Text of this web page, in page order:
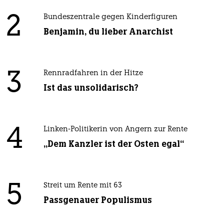
2 Bundeszentrale gegen Kinderfiguren
Benjamin, du lieber Anarchist
3 Rennradfahren in der Hitze
Ist das unsolidarisch?
4 Linken-Politikerin von Angern zur Rente
„Dem Kanzler ist der Osten egal“
5 Streit um Rente mit 63
Passgenauer Populismus